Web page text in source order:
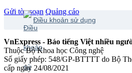
Gửi tòa soạn Quảng cáo
Điều khoản sử dụng
VnExpress - Báo tiếng Việt nhiều
Thuộc Bộ Khoa học Công nghệ
Số giấy phép: 548/GP-BTTTT do Bộ
cấp ngày 24/08/2021